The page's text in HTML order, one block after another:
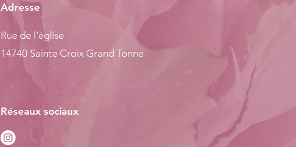
Adresse
Rue de l'église
14740 Sainte Croix Grand Tonne
Réseaux sociaux